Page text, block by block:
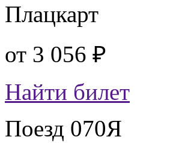
Плацкарт
от 3 056 ₽
Найти билет
Поезд 070Я